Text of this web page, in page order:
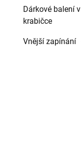
Dárkové balení v
krabičce
Vnější zapínání